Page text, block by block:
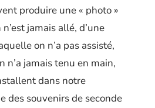
produire une « photo »
jamais allé, d’une
on n’a pas assisté,
n’a jamais tenu en main,
dans notre
des souvenirs de seconde